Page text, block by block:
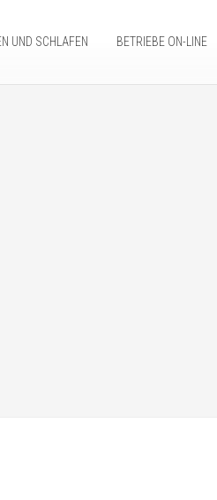
UND SCHLAFEN BETRIEBE ON-LINE